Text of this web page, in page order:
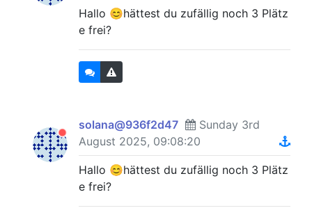
Hallo 😊hättest du zufällig noch 3 Plätz
e frei?
solana@936f2d47
Sunday 3rd
August 2025, 09:08:20
Hallo 😊hättest du zufällig noch 3 Plätz
e frei?